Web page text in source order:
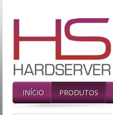
INÍCIO PRODUTOS